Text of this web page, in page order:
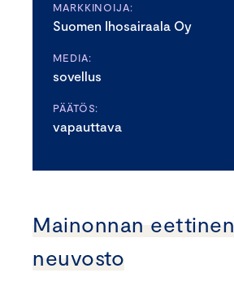
MARKKINOIJA:
Suomen Ihosairaala Oy
MEDIA:
sovellus
PÄÄTÖS:
vapauttava
Mainonnan eettinen
neuvosto